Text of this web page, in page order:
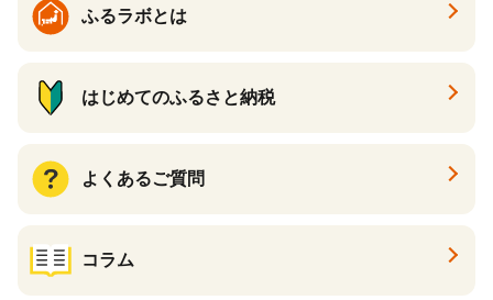
ふるラボとは
はじめてのふるさと納税
よくあるご質問
コラム